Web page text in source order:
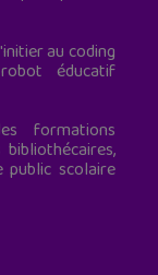
au coding
éducatif
formations
public scolaire